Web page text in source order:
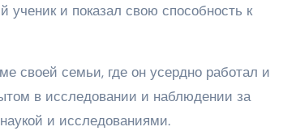
и показал свою способность к
своей семьи, где он усердно работал и
в исследовании и наблюдении за
и исследованиями.